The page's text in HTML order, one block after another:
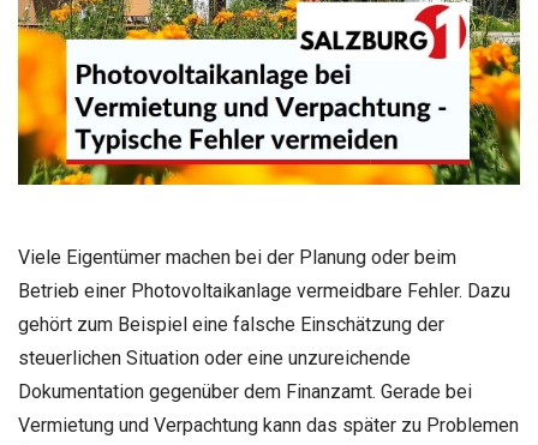
Viele Eigentümer machen bei der Planung oder beim
Betrieb einer Photovoltaikanlage vermeidbare Fehler. Dazu
gehört zum Beispiel eine falsche Einschätzung der
steuerlichen Situation oder eine unzureichende
Dokumentation gegenüber dem Finanzamt. Gerade bei
Vermietung und Verpachtung kann das später zu Problemen